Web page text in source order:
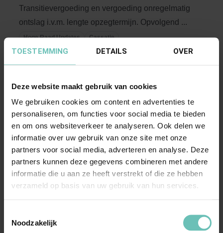
TOESTEMMING DETAILS OVER
Deze website maakt gebruik van cookies
We gebruiken cookies om content en advertenties te
personaliseren, om functies voor social media te bieden
en om ons websiteverkeer te analyseren. Ook delen we
informatie over uw gebruik van onze site met onze
partners voor social media, adverteren en analyse. Deze
partners kunnen deze gegevens combineren met andere
informatie die u aan ze heeft verstrekt of die ze hebben
verzameld op basis van uw gebruik van hun services.
Noodzakelijk
Transitievergoeding en vergoeding onregelmatig
ontslag i.v.m. lengte opzegtermijn. Opvolgend ...
Hoge Raad Updates Cassatie
22 MAART 2018
Uitspraak Hoge Raad: Insolventierecht
(ECLI:NL:HR:2018:424, 23 maart 2018, nr.
17/01478)
Faillissementsrecht. Invloed faillissement op